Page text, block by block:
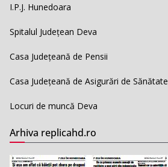
I.P.J. Hunedoara
Spitalul Județean Deva
Casa Județeană de Pensii
Casa Județeană de Asigurări de Sănătate
Locuri de muncă Deva
Arhiva replicahd.ro